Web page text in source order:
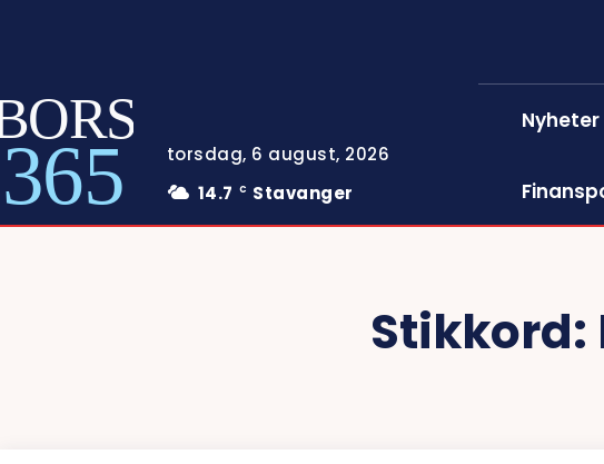
365
torsdag, 6 august, 2026
14.7
C Stavanger
Nyheter
Stikkord: